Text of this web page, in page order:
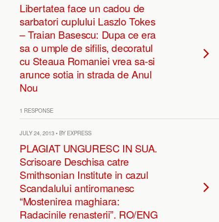
Libertatea face un cadou de
sarbatori cuplului Laszlo Tokes
– Traian Basescu: Dupa ce era
sa o umple de sifilis, decoratul
cu Steaua Romaniei vrea sa-si
arunce sotia in strada de Anul
Nou
1 RESPONSE
JULY 24, 2013 • BY EXPRESS
PLAGIAT UNGURESC IN SUA.
Scrisoare Deschisa catre
Smithsonian Institute in cazul
Scandalului antiromanesc
“Mostenirea maghiara:
Radacinile renasterii”. RO/ENG